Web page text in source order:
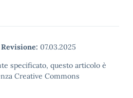
Revisione: 07.03.2025
specificato, questo articolo è
Creative Commons